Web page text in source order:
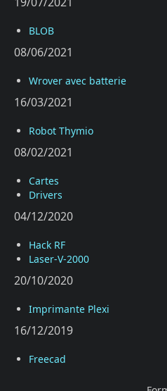
BLOB
08/06/2021
Wrover avec batterie
16/03/2021
Robot Thymio
08/02/2021
Cartes
Drivers
04/12/2020
Hack RF
Laser-V-2000
20/10/2020
Imprimante Plexi
16/12/2019
Freecad